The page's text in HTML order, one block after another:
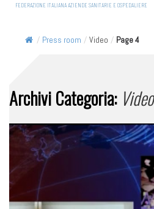
FEDERAZIONE ITALIANA AZIENDE SANITARIE E OSPEDALIERE
/ Press room / Video / Page 4
Archivi Categoria: Video